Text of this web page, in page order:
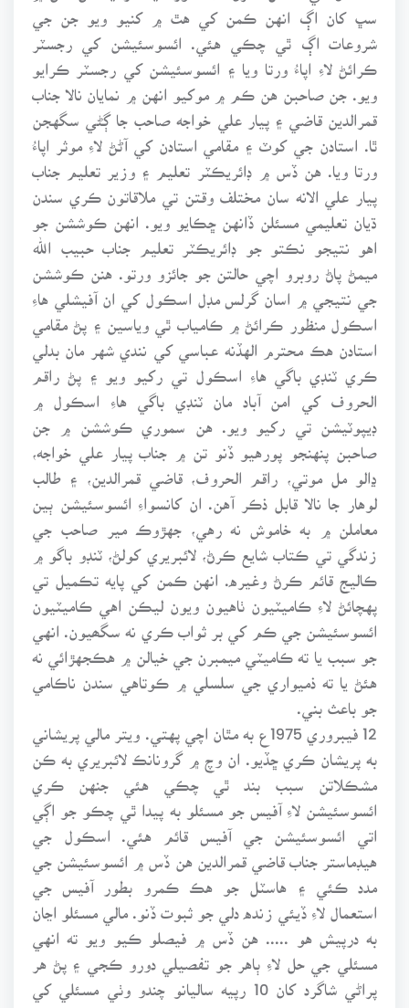
سڀ کان اڳ انهن ڪمن کي هٿ ۾ کنيو ويو جن جي
شروعات اڳ ٿي چڪي هئي. ائسوسئيشن کي رجسٽر
ڪرائڻ لاءِ اپاءُ ورتا ويا ۽ ائسوسئيشن کي رجسٽر ڪرايو
ويو. جن صاحبن هن ڪم ۾ موکيو انهن ۾ نمايان نالا جناب
قمرالدين قاضي ۽ پيار علي خواجه صاحب جا ڳڻي سگهجن
ٿا. استادن جي کوٽ ۽ مقامي استادن کي آڻڻ لاءِ موثر اپاءُ
ورتا ويا. هن ڏس ۾ ڊائريڪٽر تعليم ۽ وزير تعليم جناب
پيار علي الانه سان مختلف وقتن تي ملاقاتون ڪري سندن
ڌيان تعليمي مسئلن ڏانهن ڇڪايو ويو. انهن ڪوششن جو
اهو نتيجو نڪتو جو ڊائريڪٽر تعليم جناب حبيب الله
ميمڻ پاڻ روبرو اچي حالتن جو جائزو ورتو. هنن ڪوششن
جي نتيجي ۾ اسان گرلس مڊل اسڪول کي ان آفيشلي هاءِ
اسڪول منظور ڪرائڻ ۾ ڪامياب ٿي وياسين ۽ پڻ مقامي
استادن هڪ محترم الهڏنه عباسي کي نندي شهر مان بدلي
ڪري ٽنڊي باگي هاءِ اسڪول تي رکيو ويو ۽ پڻ راقم
الحروف کي امن آباد مان ٽنڊي باگي هاءِ اسڪول ۾
ڊيپوٽيشن تي رکيو ويو. هن سموري ڪوششن ۾ جن
صاحبن پنهنجو پورهيو ڏنو تن ۾ جناب پيار علي خواجه،
ڍالو مل موتي، راقم الحروف، قاضي قمرالدين، ۽ طالب
لوهار جا نالا قابل ذڪر آهن. ان کانسواءِ ائسوسئيشن ٻين
معاملن ۾ به خاموش نه رهي، جهڙوڪ مير صاحب جي
زندگي تي ڪتاب شايع ڪرڻ، لائبريري کولڻ، ٽنڊو باگو ۾
ڪاليج قائم ڪرڻ وغيره. انهن ڪمن کي پايه تڪميل تي
پهچائڻ لاءِ ڪاميٽيون ٺاهيون ويون ليڪن اهي ڪاميٽيون
ائسوسئيشن جي ڪم کي بر ثواب ڪري نه سگھيون. انهي
جو سبب يا ته ڪاميٽي ميمبرن جي خيالن ۾ هڪجهڙائي نه
هئڻ يا ته ذميواري جي سلسلي ۾ ڪوتاهي سندن ناڪامي
جو باعث بني.
12 فيبروري 1975ع به مٿان اچي پهتي. ويتر مالي پريشاني
به پريشان ڪري ڇڏيو. ان وچ ۾ گرونانڪ لائبريري به ڪن
مشڪلاتن سبب بند ٿي چڪي هئي جنهن ڪري
ائسوسئيشن لاءِ آفيس جو مسئلو به پيدا ٿي چڪو جو اڳي
اتي ائسوسئيشن جي آفيس قائم هئي. اسڪول جي
هيڊماستر جناب قاضي قمرالدين هن ڏس ۾ ائسوسئيشن جي
مدد ڪئي ۽ هاسٽل جو هڪ ڪمرو بطور آفيس جي
استعمال لاءِ ڏيئي زنده دلي جو ثبوت ڏنو. مالي مسئلو اڃان
به درپيش هو ..... هن ڏس ۾ فيصلو ڪيو ويو ته انهي
مسئلي جي حل لاءِ ٻاهر جو تفصيلي دورو ڪجي ۽ پڻ هر
پراڻي شاگرد کان 10 رپيه ساليانو چندو وٺي مسئلي کي